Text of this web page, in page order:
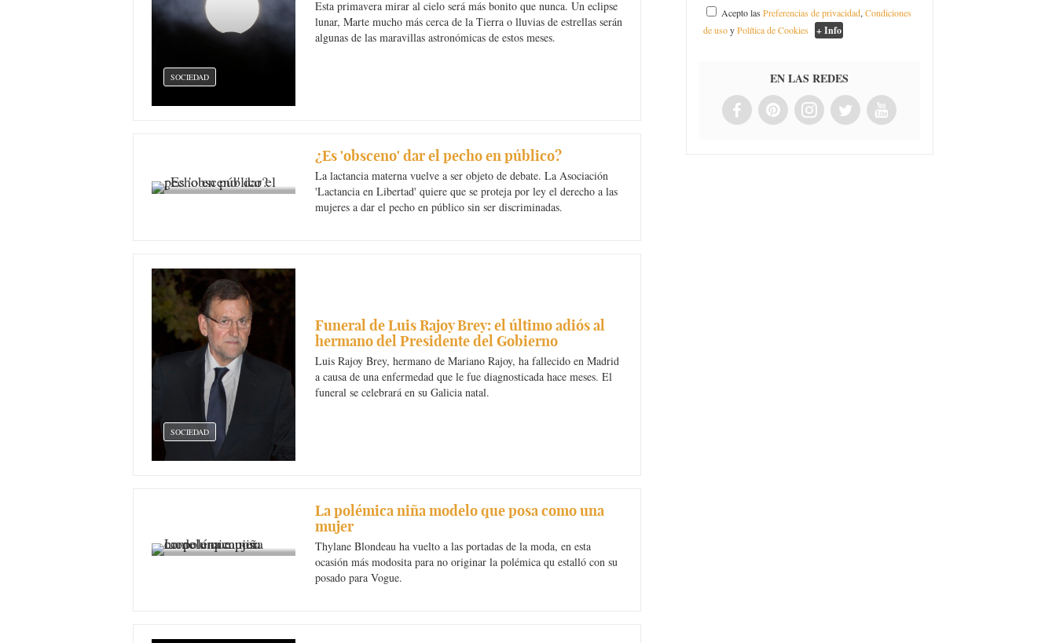
SOCIEDAD
Esta primavera mirar al cielo será más bonito que nunca. Un eclipse
lunar, Marte mucho más cerca de la Tierra o lluvias de estrellas serán
algunas de las maravillas astronómicas de estos meses.
¿Es 'obsceno' dar el pecho en público?
La lactancia materna vuelve a ser objeto de debate. La Asociación
'Lactancia en Libertad' quiere que se proteja por ley el derecho a las
mujeres a dar el pecho en público sin ser discriminadas.
SOCIEDAD
Funeral de Luis Rajoy Brey: el último adiós al
hermano del Presidente del Gobierno
Luis Rajoy Brey, hermano de Mariano Rajoy, ha fallecido en Madrid
a causa de una enfermedad que le fue diagnosticada hace meses. El
funeral se celebrará en su Galicia natal.
La polémica niña modelo que posa como una
mujer
Thylane Blondeau ha vuelto a las portadas de la moda, en esta
ocasión más modosita para no originar la polémica qu estalló con su
posado para Vogue.
Acepto lasPreferencias de privacidad,Condiciones
de usoyPolítica de Cookies + Info
EN LAS REDES